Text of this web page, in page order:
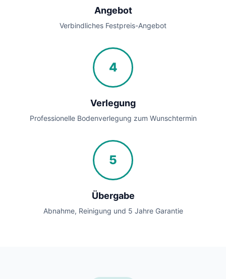
Angebot
Verbindliches Festpreis-Angebot
4
Verlegung
Professionelle Bodenverlegung zum Wunschtermin
5
Übergabe
Abnahme, Reinigung und 5 Jahre Garantie